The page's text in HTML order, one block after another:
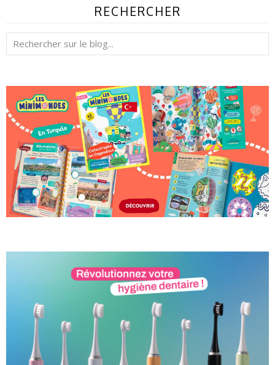
RECHERCHER